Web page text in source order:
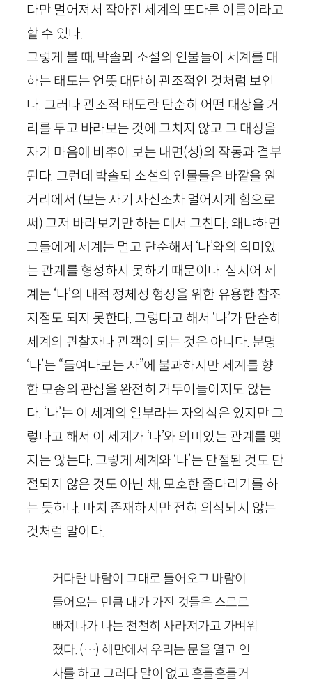
다만 멀어져서 작아진 세계의 또다른 이름이라고
할 수 있다.
그렇게 볼 때, 박솔뫼 소설의 인물들이 세계를 대
하는 태도는 언뜻 대단히 관조적인 것처럼 보인
다. 그러나 관조적 태도란 단순히 어떤 대상을 거
리를 두고 바라보는 것에 그치지 않고 그 대상을
자기 마음에 비추어 보는 내면(성)의 작동과 결부
된다. 그런데 박솔뫼 소설의 인물들은 바깥을 원
거리에서 (보는 자기 자신조차 멀어지게 함으로
써) 그저 바라보기만 하는 데서 그친다. 왜냐하면
그들에게 세계는 멀고 단순해서 ‘나’와의 의미있
는 관계를 형성하지 못하기 때문이다. 심지어 세
계는 ‘나’의 내적 정체성 형성을 위한 유용한 참조
지점도 되지 못한다. 그렇다고 해서 ‘나’가 단순히
세계의 관찰자나 관객이 되는 것은 아니다. 분명
‘나’는 “들여다보는 자”에 불과하지만 세계를 향
한 모종의 관심을 완전히 거두어들이지도 않는
다. ‘나’는 이 세계의 일부라는 자의식은 있지만 그
렇다고 해서 이 세계가 ‘나’와 의미있는 관계를 맺
지는 않는다. 그렇게 세계와 ‘나’는 단절된 것도 단
절되지 않은 것도 아닌 채, 모호한 줄다리기를 하
는 듯하다. 마치 존재하지만 전혀 의식되지 않는
것처럼 말이다.
커다란 바람이 그대로 들어오고 바람이
들어오는 만큼 내가 가진 것들은 스르르
빠져나가 나는 천천히 사라져가고 가벼워
졌다. (…) 해만에서 우리는 문을 열고 인
사를 하고 그러다 말이 없고 흔들흔들거